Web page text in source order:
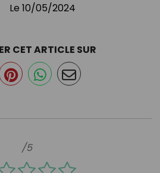
Le 10/05/2024
/5
CET ARTICLE SUR